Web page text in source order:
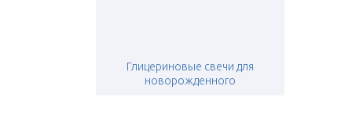
Глицериновые свечи для
новорожденного